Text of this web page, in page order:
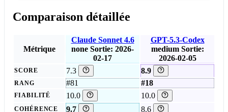
Comparaison détaillée
Métrique
Claude Sonnet 4.6
none Sortie: 2026-
02-17
GPT-5.3-Codex
medium Sortie:
2026-02-05
SCORE 7.3 8.9
RANG #81 #18
FIABILITÉ 10.0 10.0
COHÉRENCE 9.7 8.6